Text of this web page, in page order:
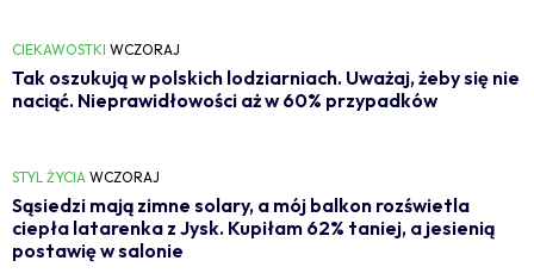
CIEKAWOSTKI WCZORAJ
Tak oszukują w polskich lodziarniach. Uważaj, żeby się nie
naciąć. Nieprawidłowości aż w 60% przypadków
STYL ŻYCIA WCZORAJ
Sąsiedzi mają zimne solary, a mój balkon rozświetla
ciepła latarenka z Jysk. Kupiłam 62% taniej, a jesienią
postawię w salonie